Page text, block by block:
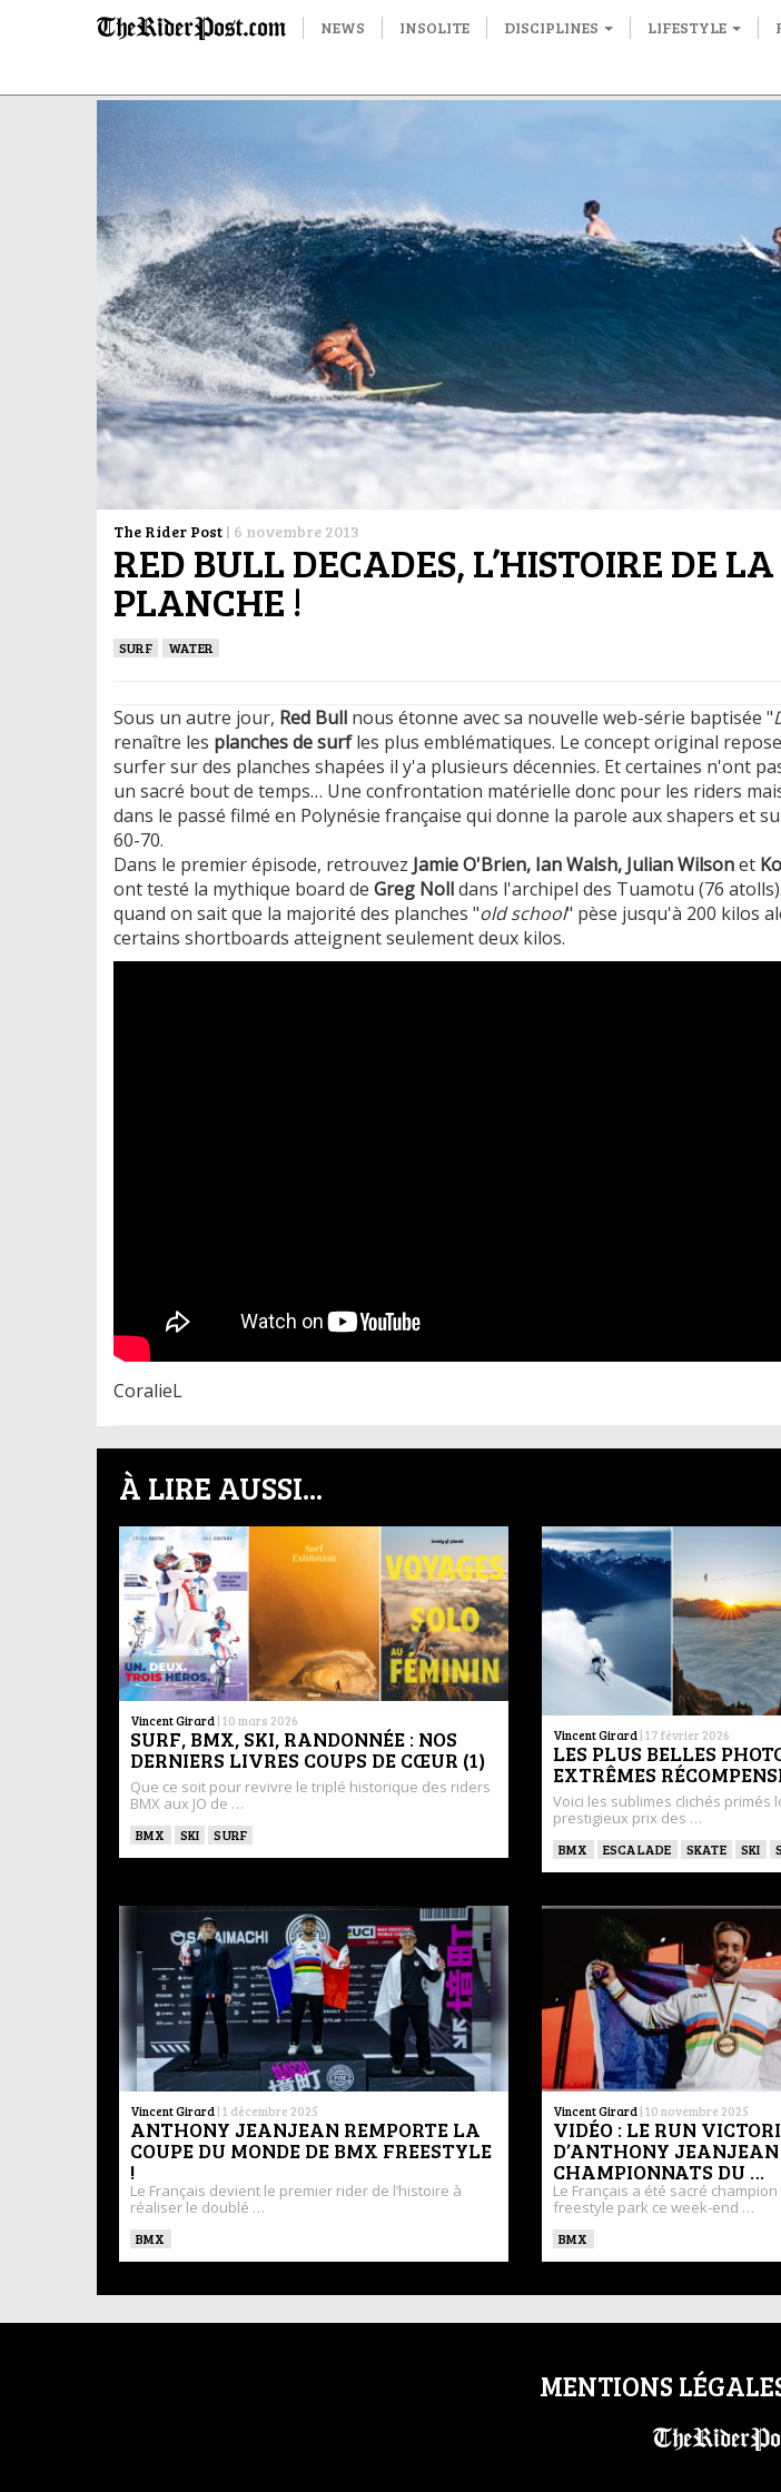
NEWS INSOLITE DISCIPLINES LIFESTYLE
The Rider Post | 6 novembre 2013
RED BULL DECADES, L’HISTOIRE DE LA
PLANCHE !
SURF WATER
Sous un autre jour, Red Bull nous étonne avec sa nouvelle web-série baptisée "
renaître les planches de surfles plus emblématiques. Le concept original
surfer sur des planches shapées il y'a plusieurs décennies. Et certaines n'ont
un sacré bout de temps… Une confrontation matérielle donc pour les riders
dans le passé filmé en Polynésie française qui donne la parole aux shapers et
60-70.
Dans le premier épisode, retrouvez Jamie O'Brien, Ian Walsh, Julian Wilsonet
ont testé la mythique board de Greg Nolldans l'archipel des Tuamotu (76
quand on sait que la majorité des planches "old school" pèse jusqu'à 200 kilos
certains shortboards atteignent seulement deux kilos.
CoralieL
À LIRE AUSSI...
Vincent Girard | 10 mars 2026
SURF, BMX, SKI, RANDONNÉE : NOS
DERNIERS LIVRES COUPS DE CŒUR (1)
Que ce soit pour revivre le triplé historique des riders
BMX aux JO de …
BMX SKI SURF
Vincent Girard | 17 février 2026
LES PLUS BELLES
EXTRÊMES
Voici les sublimes clichés primés
prestigieux prix des …
BMX ESCALADE SKATE SKI
Vincent Girard | 1 décembre 2025
ANTHONY JEANJEAN REMPORTE LA
COUPE DU MONDE DE BMX FREESTYLE
!
Le Français devient le premier rider de l’histoire à
réaliser le doublé …
BMX
Vincent Girard | 10 novembre 2025
VIDÉO : LE RUN
D’ANTHONY
CHAMPIONNATS DU …
Le Français a été sacré
freestyle park ce week-end …
BMX
MENTIONS